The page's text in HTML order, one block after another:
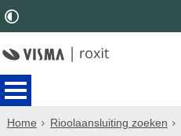
Home Rioolaansluiting zoeken